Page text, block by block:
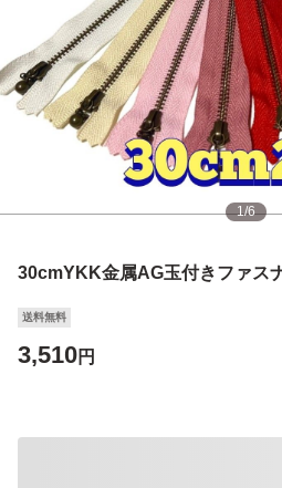
1/6
30cmYKK金属AG玉付きファス
送料無料
3,510円